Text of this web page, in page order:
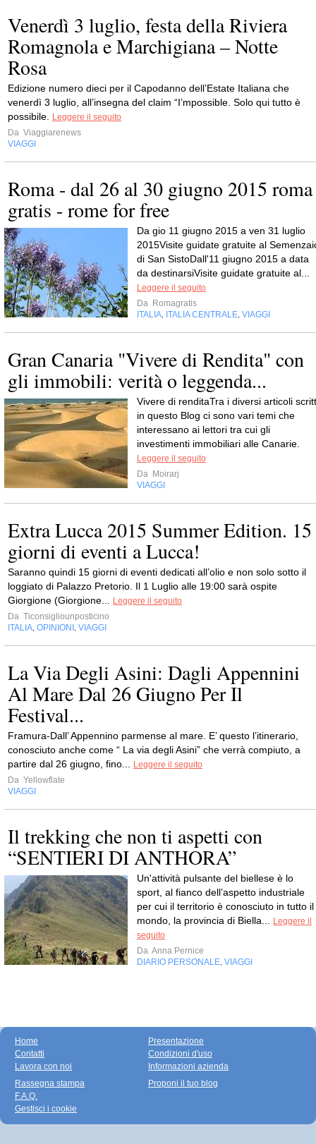
Venerdì 3 luglio, festa della Riviera
Romagnola e Marchigiana – Notte
Rosa
Edizione numero dieci per il Capodanno dell’Estate Italiana che
venerdì 3 luglio, all’insegna del claim “I’mpossible. Solo qui tutto è
possibile.
Leggere il seguito
Da Viaggiarenews
VIAGGI
Roma - dal 26 al 30 giugno 2015 roma
gratis - rome for free
Da gio 11 giugno 2015 a ven 31 luglio
2015Visite guidate gratuite al
di San SistoDall'11 giugno 2015 a data
da destinarsiVisite guidate gratuite al...
Leggere il seguito
Da Romagratis
ITALIA
ITALIA CENTRALE VIAGGI
Gran Canaria "Vivere di Rendita" con
gli immobili: verità o leggenda...
Vivere di renditaTra i diversi articoli
in questo Blog ci sono vari temi che
interessano ai lettori tra cui gli
investimenti immobiliari alle Canarie.
Leggere il seguito
Da Moirarj
VIAGGI
Extra Lucca 2015 Summer Edition. 15
giorni di eventi a Lucca!
Saranno quindi 15 giorni di eventi dedicati all’olio e non solo sotto il
loggiato di Palazzo Pretorio. Il 1 Luglio alle 19:00 sarà ospite
Giorgione (Giorgione...
Leggere il seguito
Da Ticonsigliounposticino
ITALIA OPINIONI VIAGGI
La Via Degli Asini: Dagli Appennini
Al Mare Dal 26 Giugno Per Il
Festival...
Framura-Dall’ Appennino parmense al mare. E’ questo l’itinerario,
conosciuto anche come “ La via degli Asini” che verrà compiuto, a
partire dal 26 giugno, fino...
Leggere il seguito
Da Yellowflate
VIAGGI
Il trekking che non ti aspetti con
“SENTIERI DI ANTHORA”
Un'attività pulsante del biellese è lo
sport, al fianco dell’aspetto industriale
per cui il territorio è conosciuto in tutto il
mondo, la provincia di Biella...
Leggere il
seguito
Da Anna Pernice
DIARIO PERSONALE VIAGGI
Home
Contatti
Lavora con noi
Presentazione
Condizioni d'uso
Informazioni azienda
Rassegna stampa
F.A.Q.
Gestisci i cookie
Proponi il tuo blog